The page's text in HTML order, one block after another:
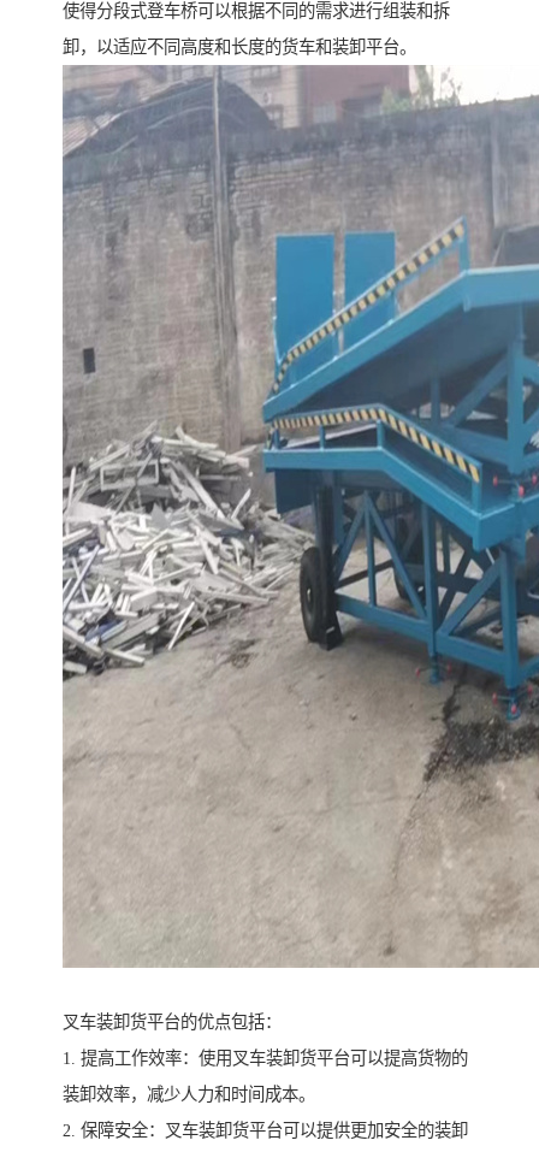
使得分段式登车桥可以根据不同的需求进行组装和拆
卸，以适应不同高度和长度的货车和装卸平台。
叉车装卸货平台的优点包括：
1. 提高工作效率：使用叉车装卸货平台可以提高货物的
装卸效率，减少人力和时间成本。
2. 保障安全：叉车装卸货平台可以提供更加安全的装卸